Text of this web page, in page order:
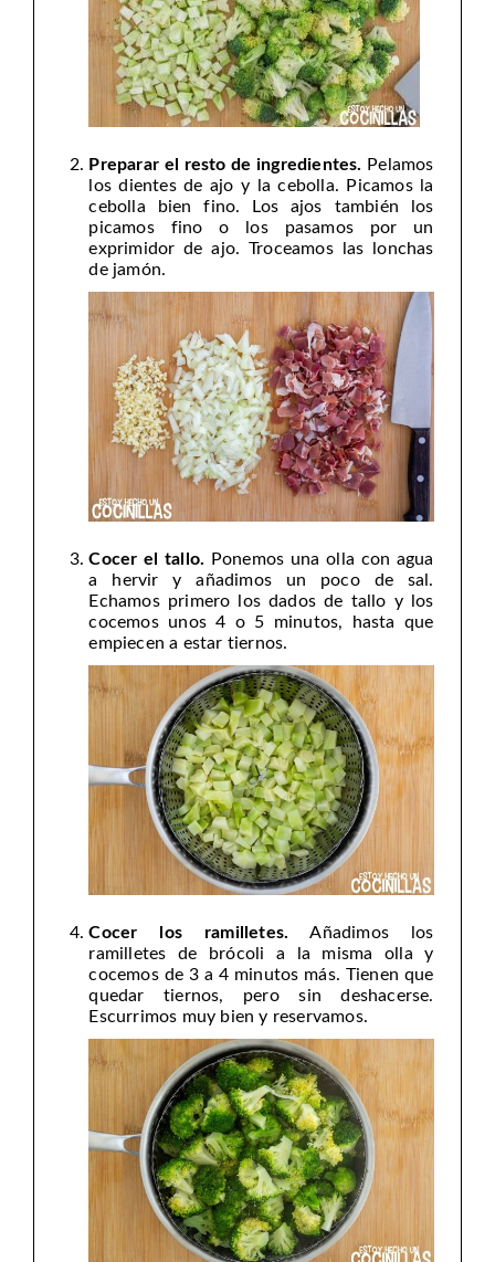
Preparar el resto de ingredientes. Pelamos
los dientes de ajo y la cebolla. Picamos la
cebolla bien fino. Los ajos también los
picamos fino o los pasamos por un
exprimidor de ajo. Troceamos las lonchas
de jamón.
Cocer el tallo. Ponemos una olla con agua
a hervir y añadimos un poco de sal.
Echamos primero los dados de tallo y los
cocemos unos 4 o 5 minutos, hasta que
empiecen a estar tiernos.
Cocer los ramilletes. Añadimos los
ramilletes de brócoli a la misma olla y
cocemos de 3 a 4 minutos más. Tienen que
quedar tiernos, pero sin deshacerse.
Escurrimos muy bien y reservamos.